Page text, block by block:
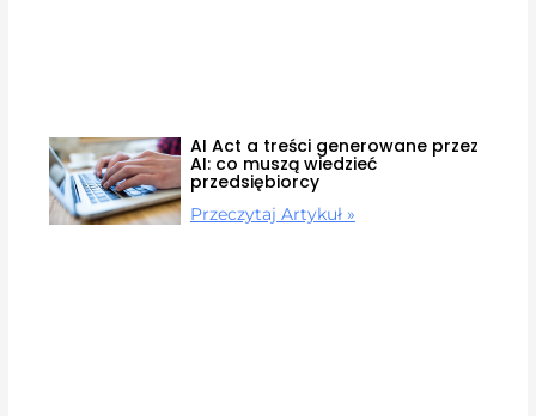
AI Act a treści generowane przez
AI: co muszą wiedzieć
przedsiębiorcy
Przeczytaj Artykuł »